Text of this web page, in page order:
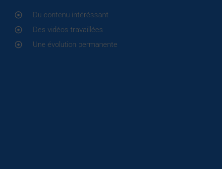
Du contenu intéréssant
Des vidéos travaillées
Une évolution permanente